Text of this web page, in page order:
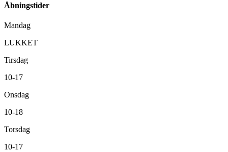
Åbningstider
Mandag
LUKKET
Tirsdag
10-17
Onsdag
10-18
Torsdag
10-17